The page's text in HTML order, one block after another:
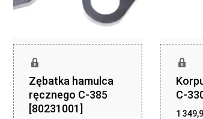
Zębatka hamulca
ręcznego C-385
[80231001]
C-
1